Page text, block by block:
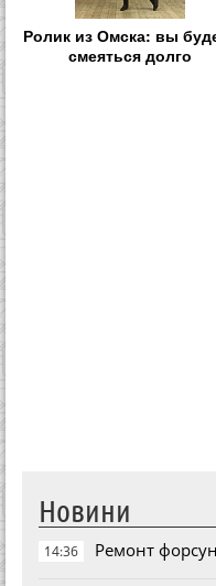
Ролик из Омска: вы
смеяться долго
Новини
14:36 Ремонт